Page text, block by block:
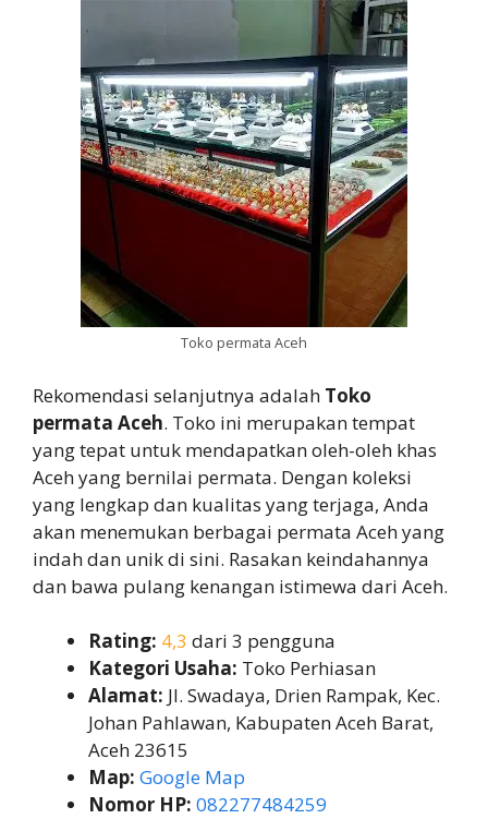
Toko permata Aceh
Rekomendasi selanjutnya adalah Toko
permata Aceh. Toko ini merupakan tempat
yang tepat untuk mendapatkan oleh-oleh khas
Aceh yang bernilai permata. Dengan koleksi
yang lengkap dan kualitas yang terjaga, Anda
akan menemukan berbagai permata Aceh yang
indah dan unik di sini. Rasakan keindahannya
dan bawa pulang kenangan istimewa dari Aceh.
Rating: 4,3 dari 3 pengguna
Kategori Usaha: Toko Perhiasan
Alamat: Jl. Swadaya, Drien Rampak, Kec.
Johan Pahlawan, Kabupaten Aceh Barat,
Aceh 23615
Map: Google Map
Nomor HP: 082277484259